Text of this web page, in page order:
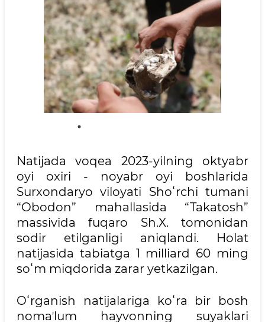
Natijada voqea 2023-yilning oktyabr
oyi oxiri - noyabr oyi boshlarida
Surxondaryo viloyati Shoʻrchi tumani
“Obodon” mahallasida “Takatosh”
massivida fuqaro Sh.X. tomonidan
sodir etilganligi aniqlandi. Holat
natijasida tabiatga 1 milliard 60 ming
soʻm miqdorida zarar yetkazilgan.
Oʻrganish natijalariga koʻra bir bosh
nomaʼlum hayvonning suyaklari